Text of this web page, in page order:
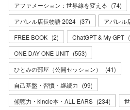
アファメーション：世界線を変える (74)
アパレル店長物語 2024 (37) アパレル
FREE BOOK (2) ChatGPT & My GPT (
ONE DAY ONE UNIT (553)
ひとみの部屋（公開セッション）
(41)
自己基盤・習慣・継続力 (99)
傾聴力・kincle本・ALL EARS (234)